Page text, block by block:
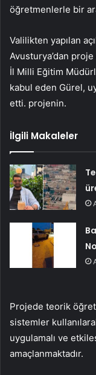
öğretmenlerle bir
Valilikten yapılan
Avusturya’dan
İl Milli Eğitim
kabul eden Gürel,
etti. projenin.
İlgili Makaleler
Projede teorik
sistemler
uygulamalı ve
amaçlanmaktadır.